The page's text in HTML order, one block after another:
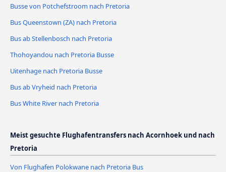
Busse von Potchefstroom nach Pretoria
Bus Queenstown (ZA) nach Pretoria
Bus ab Stellenbosch nach Pretoria
Thohoyandou nach Pretoria Busse
Uitenhage nach Pretoria Busse
Bus ab Vryheid nach Pretoria
Bus White River nach Pretoria
Meist gesuchte Flughafentransfers nach Acornhoek und nach
Pretoria
Von Flughafen Polokwane nach Pretoria Bus